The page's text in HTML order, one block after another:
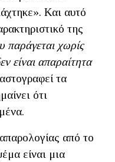
Και αυτό
της
παράγεται χωρίς
είναι απαραίτητα
τα
ότι
από το
είναι μια